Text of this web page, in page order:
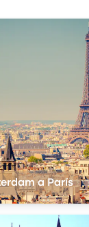
a París